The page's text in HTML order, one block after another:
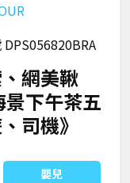
DPS056820BRA
網美鞦
景下午茶五
司機》
嬰兒